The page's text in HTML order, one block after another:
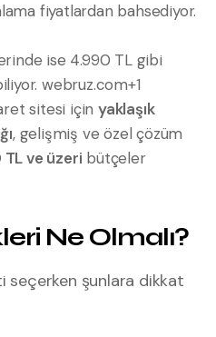
fiyatlardan bahsediyor.
ise 4.990 TL gibi
webruz.com+1
sitesi için yaklaşık
, gelişmiş ve özel çözüm
ve üzeri bütçeler
Ne Olmalı?
şunlara dikkat